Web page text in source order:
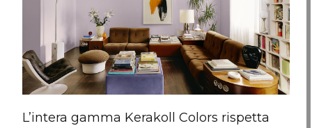
L’intera gamma Kerakoll Colors rispetta